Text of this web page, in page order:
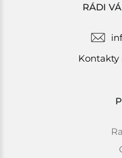
RÁDI
Kontakty